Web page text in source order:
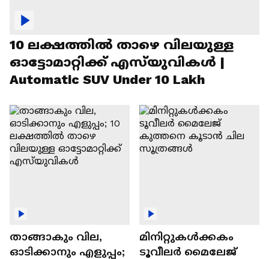
10 ലക്ഷത്തിൽ താഴെ വിലയുള്ള
ഓട്ടോമാറ്റിക്ക് എസ്‍യുവികൾ |
Automatic SUV Under 10 Lakh
താങ്ങാകും വില,
ഓടിക്കാനും എളുപ്പം;
മിനിറ്റുകൾക്കകം
ടൂവീലർ മൈലേജ്